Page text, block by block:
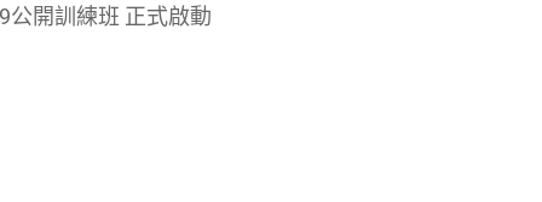
公開訓練班 正式啟動